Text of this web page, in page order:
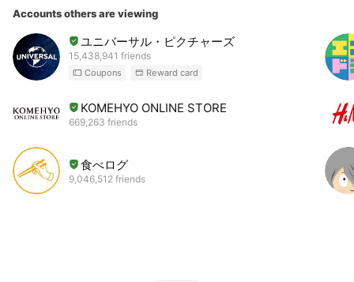
Accounts others are viewing
ユニバーサル・ピクチャーズ
15,438,941 friends
Coupons Reward card
KOMEHYO ONLINE STORE
669,263 friends
食べログ
9,046,512 friends